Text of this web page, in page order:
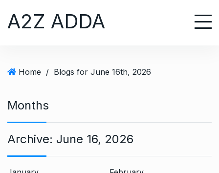
A2Z ADDA
Home / Blogs for June 16th, 2026
Months
Archive: June 16, 2026